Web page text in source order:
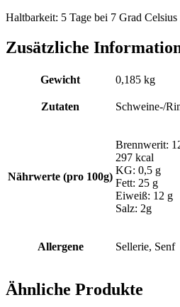
Haltbarkeit: 5 Tage bei 7 Grad
Zusätzliche
Gewicht 0,185 kg
Zutaten Schweine-/
Nährwerte (pro 100g)
Brennwerit:
297 kcal
KG: 0,5 g
Fett: 25 g
Eiweiß: 12 g
Salz: 2g
Allergene Sellerie, Senf
Ähnliche Produkte